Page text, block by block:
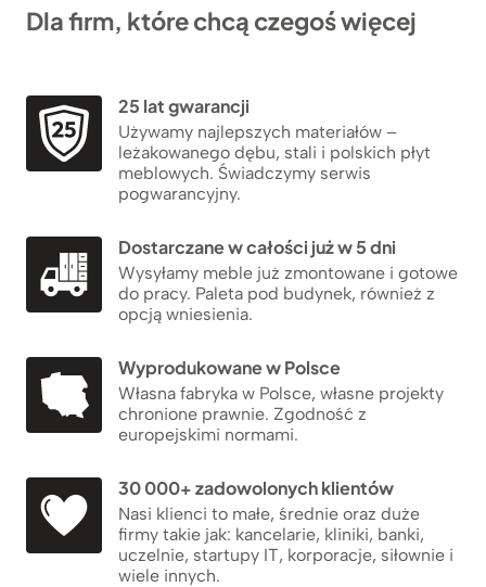
Dla firm, które chcą czegoś więcej
25 lat gwarancji
Używamy najlepszych materiałów –
leżakowanego dębu, stali i polskich płyt
meblowych. Świadczymy serwis
pogwarancyjny.
Dostarczane w całości już w 5 dni
Wysyłamy meble już zmontowane i gotowe
do pracy. Paleta pod budynek, również z
opcją wniesienia.
Wyprodukowane w Polsce
Własna fabryka w Polsce, własne projekty
chronione prawnie. Zgodność z
europejskimi normami.
30 000+ zadowolonych klientów
Nasi klienci to małe, średnie oraz duże
firmy takie jak: kancelarie, kliniki, banki,
uczelnie, startupy IT, korporacje, siłownie i
wiele innych.